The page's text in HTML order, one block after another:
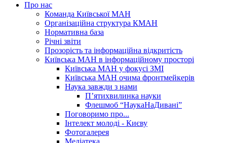
Про нас
Команда Київської МАН
Організаційна структура КМАН
Нормативна база
Річні звіти
Прозорість та інформаційна відкритість
Київська МАН в інформаційному просторі
Київська МАН у фокусі ЗМІ
Київська МАН очима фронтмейкерів
Наука завжди з нами
П’ятихвилинка науки
Флешмоб “НаукаНаДивані”
Поговоримо про...
Інтелект молоді - Києву
Фотогалерея